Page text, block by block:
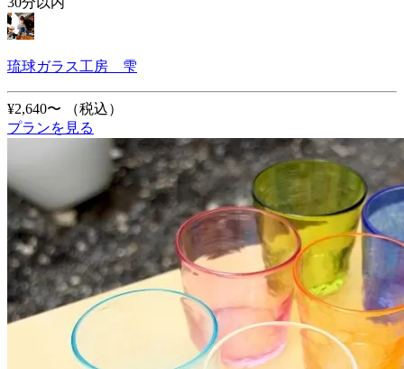
琉球ガラス工房 雫
¥2,640〜
（税込）
プランを見る